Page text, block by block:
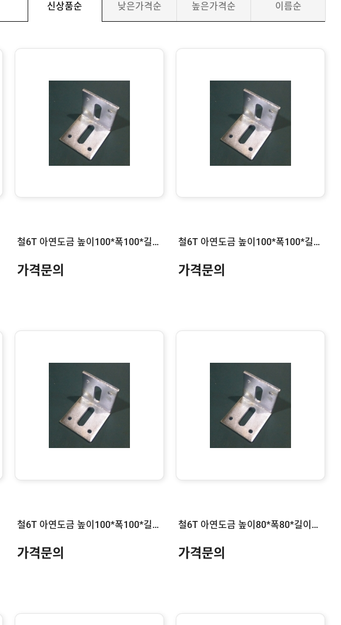
신상품순 낮은가격순 높은가격순 이름순
철6T 아연도금 높이100*폭100*길이200
가격문의
철6T 아연도금 높이100*폭100*길이180
가격문의
철6T 아연도금 높이100*폭100*길이100
가격문의
철6T 아연도금 높이80*폭80*길이300
가격문의